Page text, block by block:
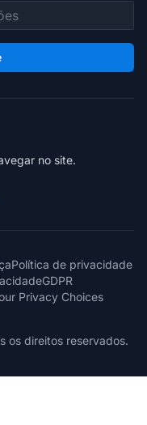
no site.
Política de privacidade
GDPR
Privacy Choices
os direitos reservados.